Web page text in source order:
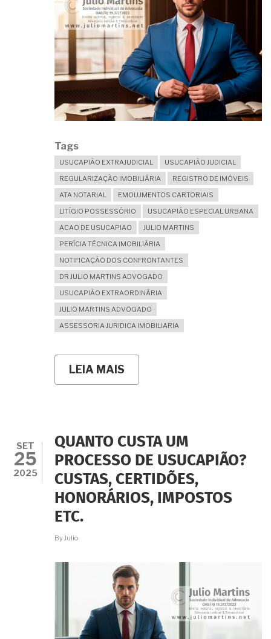
Tags
USUCAPIÃO EXTRAJUDICIAL
USUCAPIÃO JUDICIAL
REGULARIZAÇÃO IMOBILIÁRIA
REGISTRO DE IMÓVEIS
ATA NOTARIAL
EMOLUMENTOS CARTORIAIS
LITÍGIO POSSESSÓRIO
USUCAPIÃO ESPECIAL URBANA
ACAO DE USUCAPIAO
JULIO MARTINS
PERÍCIA TÉCNICA IMOBILIÁRIA
NOTIFICAÇÃO DOS CONFRONTANTES
DR JULIO MARTINS ADVOGADO
USUCAPIÃO EXTRAORDINÁRIA
JULIO MARTINS ADVOGADO
ASSESSORIA JURIDICA IMOBILIARIA
LEIA MAIS
USUCAPIÃO
A
MELHOR
VIA
PARA
REGULARIZAR
SEU
IMÓVEL?
SET
25
2025
QUANTO CUSTA UM
PROCESSO DE USUCAPIÃO?
CUSTAS, CERTIDÕES,
HONORÁRIOS, IMPOSTOS
ETC.
ByJulio